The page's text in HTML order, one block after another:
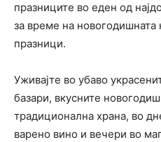
празниците во еден од
за време на
празници.
Уживајте во убаво
базари, вкусните
традиционална храна, во
варено вино и вечери во